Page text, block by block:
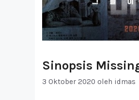
Sinopsis
3 Oktober 2020 oleh idmas